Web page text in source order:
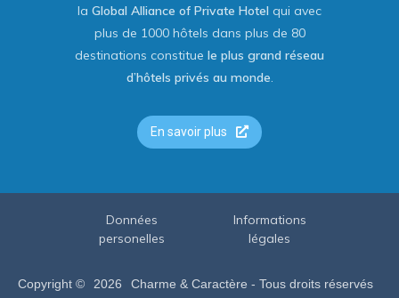
la Global Alliance of Private Hotel qui avec
plus de 1000 hôtels dans plus de 80
destinations constitue le plus grand réseau
d’hôtels privés au monde.
En savoir plus
Copyright © 2026 Charme & Caractère - Tous droits réservés
Données
personelles
Informations
légales